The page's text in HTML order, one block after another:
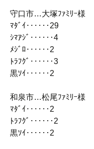
守口市…大塚ﾌｧﾐﾘｰ様
ﾏﾀﾞｲ‥‥‥29
ｼﾏｱｼﾞ‥‥‥4
ﾒｼﾞﾛ‥‥‥2
ﾄﾗﾌｸﾞ‥‥‥3
黒ｿｲ‥‥‥2
和泉市…松尾ﾌｧﾐﾘｰ様
ﾏﾀﾞｲ‥‥‥2
ﾄﾗﾌｸﾞ‥‥‥2
黒ｿｲ‥‥‥2